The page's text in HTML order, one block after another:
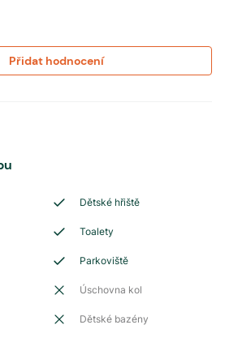
Přidat hodnocení
Dětské hřiště
Toalety
Parkoviště
Úschovna kol
Dětské bazény